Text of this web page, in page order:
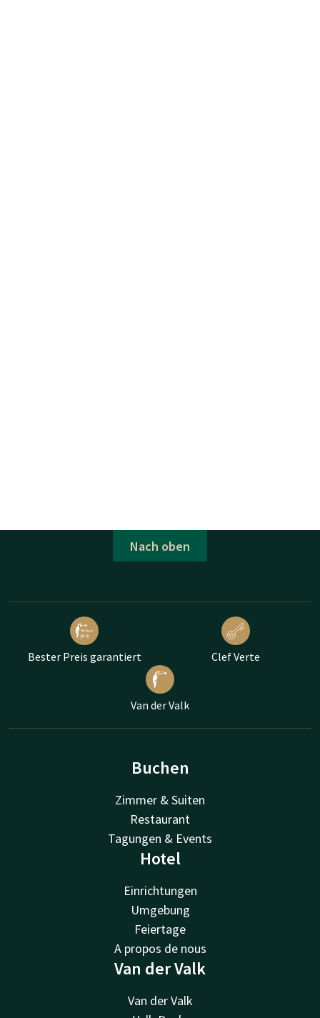
Nach oben
Bester Preis garantiert Clef Verte
Van der Valk
Buchen
Zimmer & Suiten
Restaurant
Tagungen & Events
Hotel
Einrichtungen
Umgebung
Feiertage
A propos de nous
Van der Valk
Van der Valk